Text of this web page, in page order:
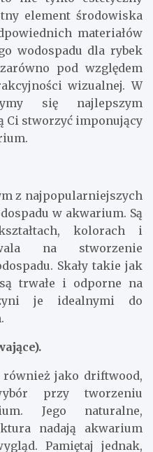
element środowiska
materiałów
wodospadu dla rybek
pod względem
wizualnej. W
się najlepszym
Ci stworzyć imponujący
z najpopularniejszych
w akwarium. Są
kolorach i
na stworzenie
Skały takie jak
trwałe i odporne na
je idealnymi do
również jako driftwood,
przy tworzeniu
Jego naturalne,
nadają akwarium
Pamiętaj jednak,